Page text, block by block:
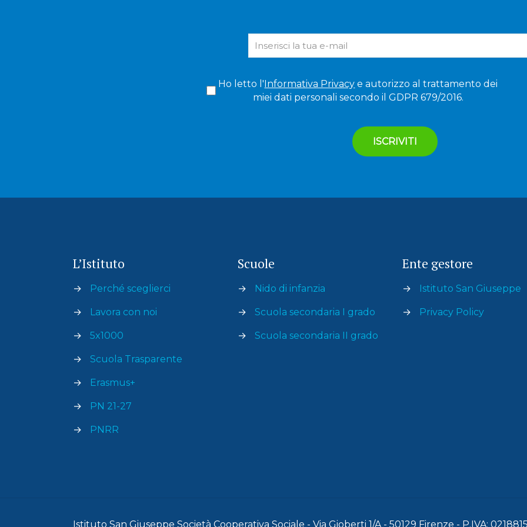
Ho letto l'Informativa Privacy e autorizzo al trattamento dei
miei dati personali secondo il GDPR 679/2016.
L’Istituto
→ Perché sceglierci
→ Lavora con noi
→ 5x1000
→ Scuola Trasparente
→ Erasmus+
→ PN 21-27
→ PNRR
Scuole
→ Nido di infanzia
→ Scuola secondaria I grado
→ Scuola secondaria II grado
Ente gestore
→ Istituto San Giuseppe
→ Privacy Policy
Istituto San Giuseppe Società Cooperativa Sociale - Via Gioberti 1/A - 50129 Firenze - P.IVA: